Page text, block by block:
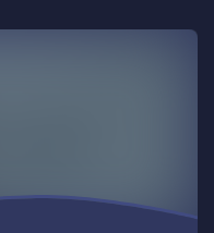
Contamos con un
o personas indeseables
seguro dentro de este